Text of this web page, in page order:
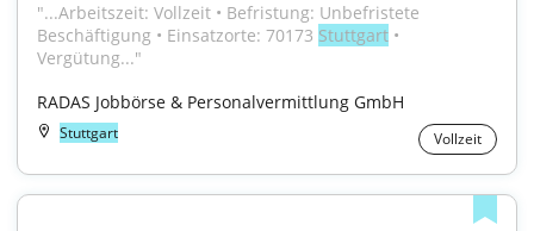
"...Arbeitszeit: Vollzeit • Befristung: Unbefristete
Beschäftigung • Einsatzorte: 70173 Stuttgart •
Vergütung..."
RADAS Jobbörse & Personalvermittlung GmbH
Stuttgart Vollzeit